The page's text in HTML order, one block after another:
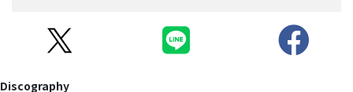
Discography